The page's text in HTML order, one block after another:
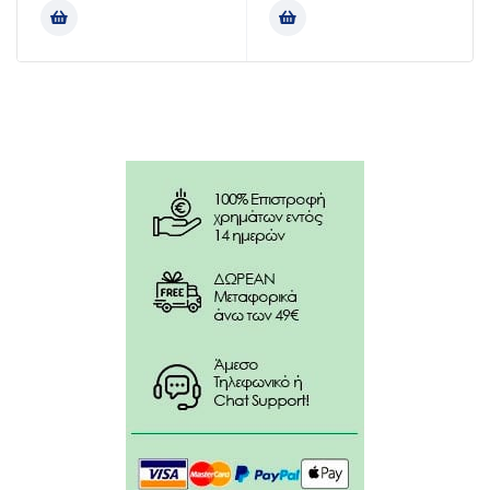
χρήση.
Δείκτης Εισπνοών Flow-Vu* που εξασφαλίζει τη
σωστή τεχνική εισπνοής και επιτρέπει στους
Υπολογίζουν τις εισπνοές των ασθενών.
Συντονίζουν την ενεργοποίηση της συσκευής
aerosol με την εισπνοή.
Υποδοχή Γενικής Χρήσης